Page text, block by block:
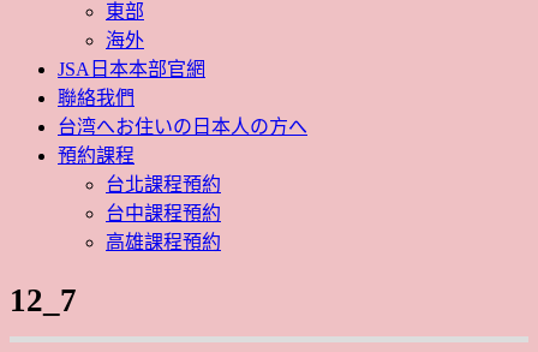
東部
海外
JSA日本本部官網
聯絡我們
台湾へお住いの日本人の方へ
預約課程
台北課程預約
台中課程預約
高雄課程預約
12_7